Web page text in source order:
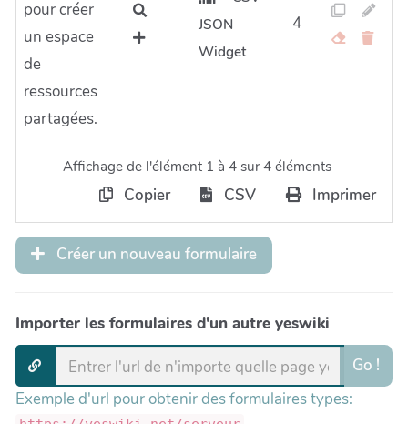
pour créer
un espace
de
ressources
partagées.
JSON
Widget
4
Affichage de l'élément 1 à 4 sur 4 éléments
Copier CSV Imprimer
Créer un nouveau formulaire
Importer les formulaires d'un autre yeswiki
Go !
Exemple d'url pour obtenir des formulaires types: